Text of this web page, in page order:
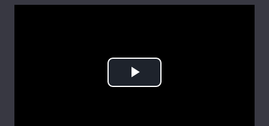
Інтерв'ю Думки
Play